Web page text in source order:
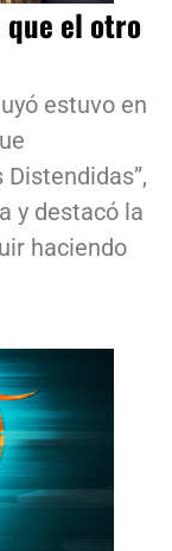
que el otro
estuvo en
y destacó la
haciendo